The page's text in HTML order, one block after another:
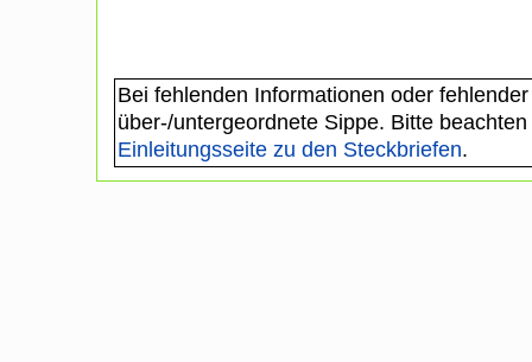
Bei fehlenden Informationen oder
über-/untergeordnete Sippe. Bitte
Einleitungsseite zu den Steckbriefen.